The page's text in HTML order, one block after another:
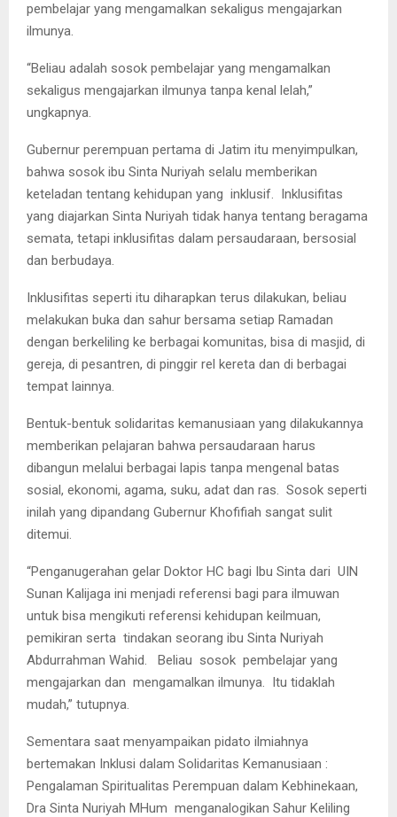
pembelajar yang mengamalkan sekaligus mengajarkan
ilmunya.
“Beliau adalah sosok pembelajar yang mengamalkan
sekaligus mengajarkan ilmunya tanpa kenal lelah,”
ungkapnya.
Gubernur perempuan pertama di Jatim itu menyimpulkan,
bahwa sosok ibu Sinta Nuriyah selalu memberikan
keteladan tentang kehidupan yang inklusif. Inklusifitas
yang diajarkan Sinta Nuriyah tidak hanya tentang beragama
semata, tetapi inklusifitas dalam persaudaraan, bersosial
dan berbudaya.
Inklusifitas seperti itu diharapkan terus dilakukan, beliau
melakukan buka dan sahur bersama setiap Ramadan
dengan berkeliling ke berbagai komunitas, bisa di masjid, di
gereja, di pesantren, di pinggir rel kereta dan di berbagai
tempat lainnya.
Bentuk-bentuk solidaritas kemanusiaan yang dilakukannya
memberikan pelajaran bahwa persaudaraan harus
dibangun melalui berbagai lapis tanpa mengenal batas
sosial, ekonomi, agama, suku, adat dan ras. Sosok seperti
inilah yang dipandang Gubernur Khofifiah sangat sulit
ditemui.
“Penganugerahan gelar Doktor HC bagi Ibu Sinta dari UIN
Sunan Kalijaga ini menjadi referensi bagi para ilmuwan
untuk bisa mengikuti referensi kehidupan keilmuan,
pemikiran serta tindakan seorang ibu Sinta Nuriyah
Abdurrahman Wahid. Beliau sosok pembelajar yang
mengajarkan dan mengamalkan ilmunya. Itu tidaklah
mudah,” tutupnya.
Sementara saat menyampaikan pidato ilmiahnya
bertemakan Inklusi dalam Solidaritas Kemanusiaan :
Pengalaman Spiritualitas Perempuan dalam Kebhinekaan,
Dra Sinta Nuriyah MHum menganalogikan Sahur Keliling